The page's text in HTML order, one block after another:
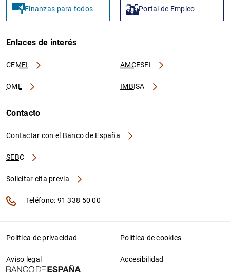
Finanzas para todos Portal de Empleo
Enlaces de interés
CEMFI AMCESFI
OME IMBISA
Contacto
Contactar con el Banco de España
SEBC
Solicitar cita previa
Teléfono: 91 338 50 00
Política de privacidad Política de cookies
Aviso legal Accesibilidad